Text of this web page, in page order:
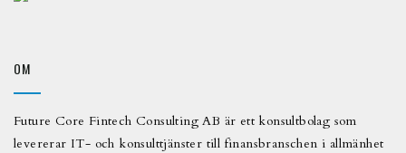
OM
Future Core Fintech Consulting AB är ett konsultbolag som
levererar IT- och konsulttjänster till finansbranschen i allmänhet